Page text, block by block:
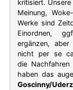
kritisiert.
Meinung,
Werke sind
Einordnen,
ergänzen,
nicht per se
die Nachfahren
haben das
Goscinny/